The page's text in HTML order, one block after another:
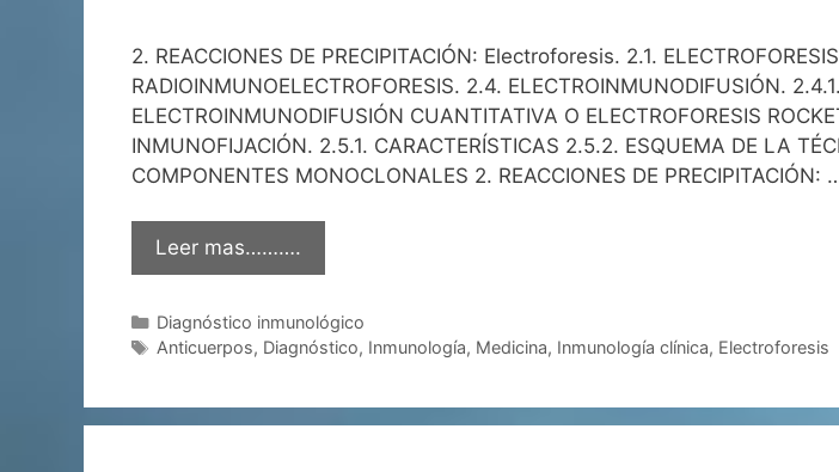
2. REACCIONES DE PRECIPITACIÓN: Electroforesis. 2.1.
RADIOINMUNOELECTROFORESIS. 2.4. ELECTROINMUNODIFUSIÓN.
ELECTROINMUNODIFUSIÓN CUANTITATIVA O ELECTROFORESIS
INMUNOFIJACIÓN. 2.5.1. CARACTERÍSTICAS 2.5.2. ESQUEMA DE LA
COMPONENTES MONOCLONALES 2. REACCIONES DE PRECIPITACIÓN:
Leer mas……….
Categorías
Diagnóstico inmunológico
Etiquetas
Anticuerpos, Diagnóstico, Inmunología, Medicina, Inmunología clínica, Electroforesis